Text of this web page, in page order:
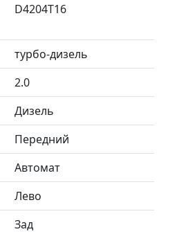
D4204T16
турбо-дизель
2.0
Дизель
Передний
Автомат
Лево
Зад